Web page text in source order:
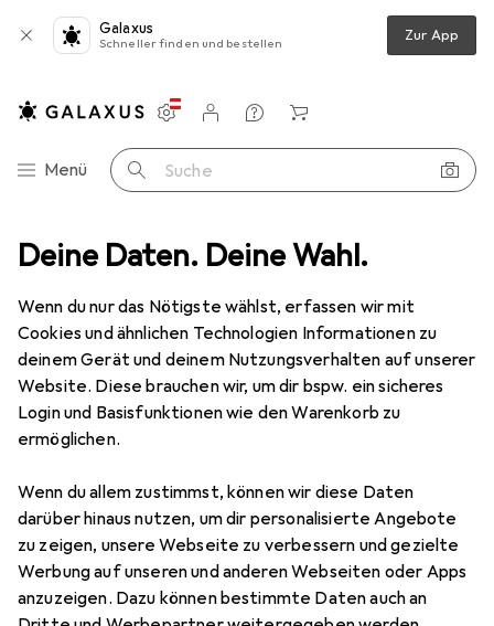
Deine Daten. Deine Wahl.
Wenn du nur das Nötigste wählst, erfassen wir mit
Cookies und ähnlichen Technologien Informationen zu
deinem Gerät und deinem Nutzungsverhalten auf unserer
Website. Diese brauchen wir, um dir bspw. ein sicheres
Login und Basisfunktionen wie den Warenkorb zu
ermöglichen.
Wenn du allem zustimmst, können wir diese Daten
darüber hinaus nutzen, um dir personalisierte Angebote
zu zeigen, unsere Webseite zu verbessern und gezielte
Werbung auf unseren und anderen Webseiten oder Apps
anzuzeigen. Dazu können bestimmte Daten auch an
Galaxus
Schneller finden und bestellen Zur App
Navigation nach Kategorien
Menü Suche
Einstellungen
Kundenkonto
Vergleichslisten
Merklisten
Warenkorb
Elektroinstallation Elektronikwerkzeug Kabeleinziehsystem
Kabeleinziehsystem
Produkte Forum